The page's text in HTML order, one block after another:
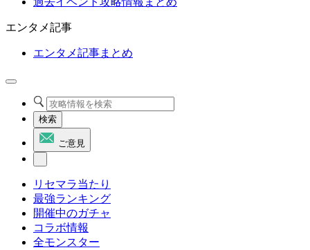
エンタメ記事
エンタメ記事まとめ
検索
ご意見
リセマラ当たり
最強ランキング
開催中のガチャ
コラボ情報
全モンスター